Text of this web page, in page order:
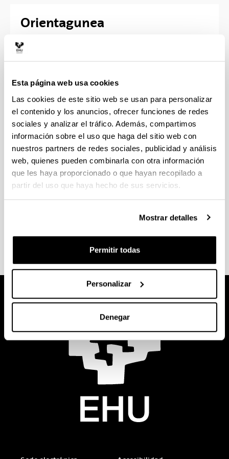
Esta página web usa cookies
Las cookies de este sitio web se usan para personalizar
el contenido y los anuncios, ofrecer funciones de redes
sociales y analizar el tráfico. Además, compartimos
información sobre el uso que haga del sitio web con
nuestros partners de redes sociales, publicidad y análisis
web, quienes pueden combinarla con otra información
que les haya proporcionado o que hayan recopilado a
partir del uso que haya hecho de sus servicios.
Mostrar detalles
Permitir todas
Personalizar
Denegar
Orientagunea
Aclara tus dudas
acciones de orientación dirigidas al alumnado
formas parte del profesorado y quieres aclarar tus
dudas, escríbenos a través de este formulario:
>>Haz tu pregunta
Documento que se ha creado con el objetivo de
hacer llegar a las orientadoras y a los orientadores
de Educación Secundaria la oferta académica de la
UPV/EHU: